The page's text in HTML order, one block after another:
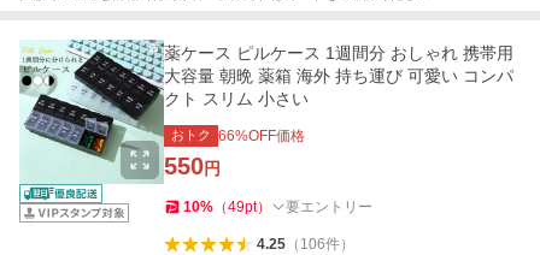
薬ケース ピルケース 1週間分 おしゃれ 携帯用
大容量 朝晩 薬箱 海外 持ち運び 可愛い コンパ
クト スリム 小さい
おトク 66%OFF価格
550円
10% （49pt） 要エントリー
4.25（ 106件）